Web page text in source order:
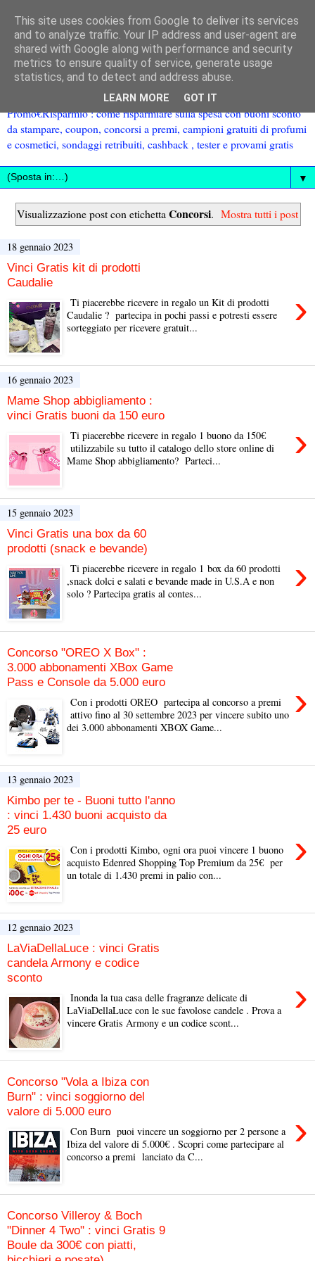
Promo€Risparmio : come risparmiare sulla spesa con buoni sconto
da stampare, coupon, concorsi a premi, campioni gratuiti di profumi
e cosmetici, sondaggi retribuiti, cashback , tester e provami gratis
▼
Visualizzazione post con etichetta Concorsi. Mostra tutti i post
18 gennaio 2023
Vinci Gratis kit di prodotti
Caudalie
›
Ti piacerebbe ricevere in regalo un Kit di prodotti
Caudalie ? partecipa in pochi passi e potresti essere
sorteggiato per ricevere gratuit...
16 gennaio 2023
Mame Shop abbigliamento :
vinci Gratis buoni da 150 euro
›
Ti piacerebbe ricevere in regalo 1 buono da 150€
utilizzabile su tutto il catalogo dello store online di
Mame Shop abbigliamento? Parteci...
15 gennaio 2023
Vinci Gratis una box da 60
prodotti (snack e bevande)
›
Ti piacerebbe ricevere in regalo 1 box da 60 prodotti
,snack dolci e salati e bevande made in U.S.A e non
solo ? Partecipa gratis al contes...
Concorso "OREO X Box" :
3.000 abbonamenti XBox Game
Pass e Console da 5.000 euro
›
Con i prodotti OREO partecipa al concorso a premi
attivo fino al 30 settembre 2023 per vincere subito uno
dei 3.000 abbonamenti XBOX Game...
13 gennaio 2023
Kimbo per te - Buoni tutto l'anno
: vinci 1.430 buoni acquisto da
25 euro
›
Con i prodotti Kimbo, ogni ora puoi vincere 1 buono
acquisto Edenred Shopping Top Premium da 25€ per
un totale di 1.430 premi in palio con...
12 gennaio 2023
LaViaDellaLuce : vinci Gratis
candela Armony e codice
sconto
›
Inonda la tua casa delle fragranze delicate di
LaViaDellaLuce con le sue favolose candele . Prova a
vincere Gratis Armony e un codice scont...
Concorso "Vola a Ibiza con
Burn" : vinci soggiorno del
valore di 5.000 euro
›
Con Burn puoi vincere un soggiorno per 2 persone a
Ibiza del valore di 5.000€ . Scopri come partecipare al
concorso a premi lanciato da C...
Concorso Villeroy & Boch
"Dinner 4 Two" : vinci Gratis 9
Boule da 300€ con piatti,
This site uses cookies from Google to deliver its services
and to analyze traffic. Your IP address and user-agent are
shared with Google along with performance and security
metrics to ensure quality of service, generate usage
statistics, and to detect and address abuse.
LEARN MORE GOT IT